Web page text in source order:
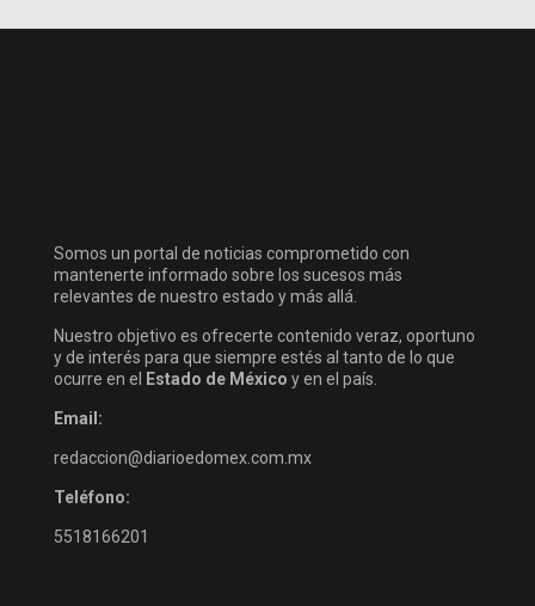
Somos un portal de noticias comprometido con
mantenerte informado sobre los sucesos más
relevantes de nuestro estado y más allá.
Nuestro objetivo es ofrecerte contenido veraz, oportuno
y de interés para que siempre estés al tanto de lo que
ocurre en el
Estado de México y en el país.
Email:
redaccion@diarioedomex.com.mx
Teléfono:
5518166201